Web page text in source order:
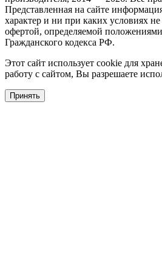
Представленная на сайте
характер и ни при каких условиях
офертой, определяемой
Гражданского кодекса РФ.
Этот сайт использует cookie для
работу с сайтом, Вы разрешаете
Принять